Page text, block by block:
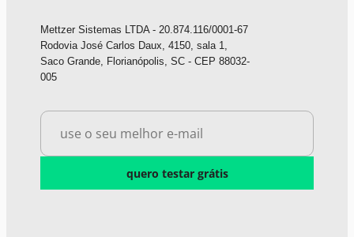
Mettzer Sistemas LTDA - 20.874.116/0001-67
Rodovia José Carlos Daux, 4150, sala 1,
Saco Grande, Florianópolis, SC - CEP 88032-
005
quero testar grátis